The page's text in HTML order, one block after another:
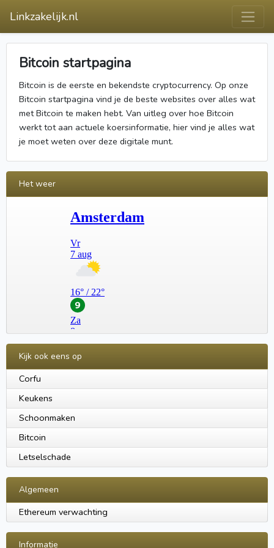
Linkzakelijk.nl
Bitcoin startpagina
Bitcoin is de eerste en bekendste cryptocurrency. Op onze
Bitcoin startpagina vind je de beste websites over alles wat
met Bitcoin te maken hebt. Van uitleg over hoe Bitcoin
werkt tot aan actuele koersinformatie, hier vind je alles wat
je moet weten over deze digitale munt.
Het weer
Kijk ook eens op
Corfu
Keukens
Schoonmaken
Bitcoin
Letselschade
Algemeen
Ethereum verwachting
Informatie